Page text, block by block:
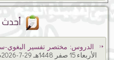
أحدث
الدروس: مختصر تفسير البغوي-
الأربعاء 15 صفر 1448هـ 29-7-2026م